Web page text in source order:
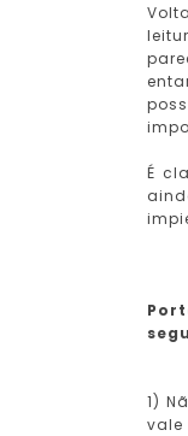
É
1)
vale